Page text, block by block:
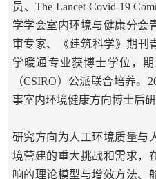
员、The Lancet Covid-19
学学会室内环境与健康分会
审专家、《建筑科学》期刊
学暖通专业获博士学位，
（CSIRO）公派联合培养。
事室内环境健康方向博士后研
研究方向为人工环境质量与
境营建的重大挑战和需求，
响的理论模型与增效方法、